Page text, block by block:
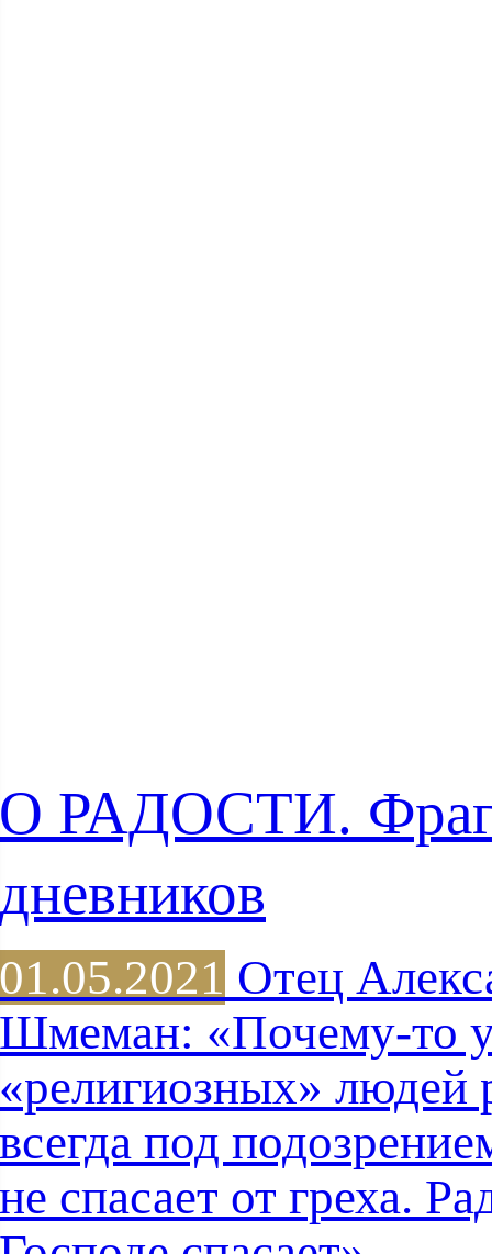
О РАДОСТИ.
дневников
01.05.2021 Отец
Шмеман: «Почему-то
«религиозных» людей
всегда под
не спасает от греха.